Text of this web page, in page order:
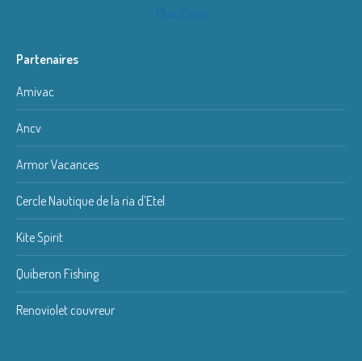
Plus d'avis
Partenaires
Amivac
Ancv
Armor Vacances
Cercle Nautique de la ria d’Etel
Kite Spirit
Quiberon Fishing
Renoviolet couvreur